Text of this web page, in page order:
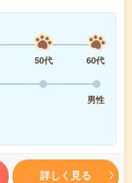
50代
60代
男性
詳しく見る